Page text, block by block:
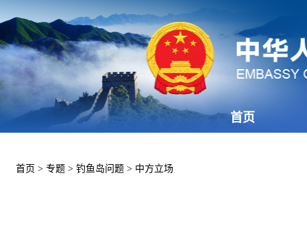
首页
首页 > 专题 > 钓鱼岛问题 > 中方立场